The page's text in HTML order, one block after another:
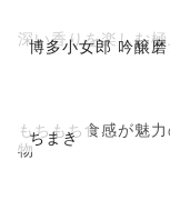
博多小女郎 吟醸
深い香りを楽しむ
ちまき
もちもち食感が魅
物